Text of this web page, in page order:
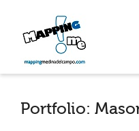
Portfolio: